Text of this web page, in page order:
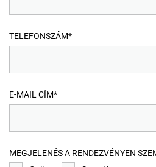
TELEFONSZÁM*
E-MAIL CÍM*
MEGJELENÉS A RENDEZVÉNYEN